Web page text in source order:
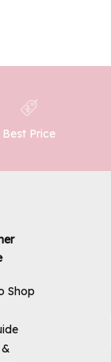
Best Price
Shop